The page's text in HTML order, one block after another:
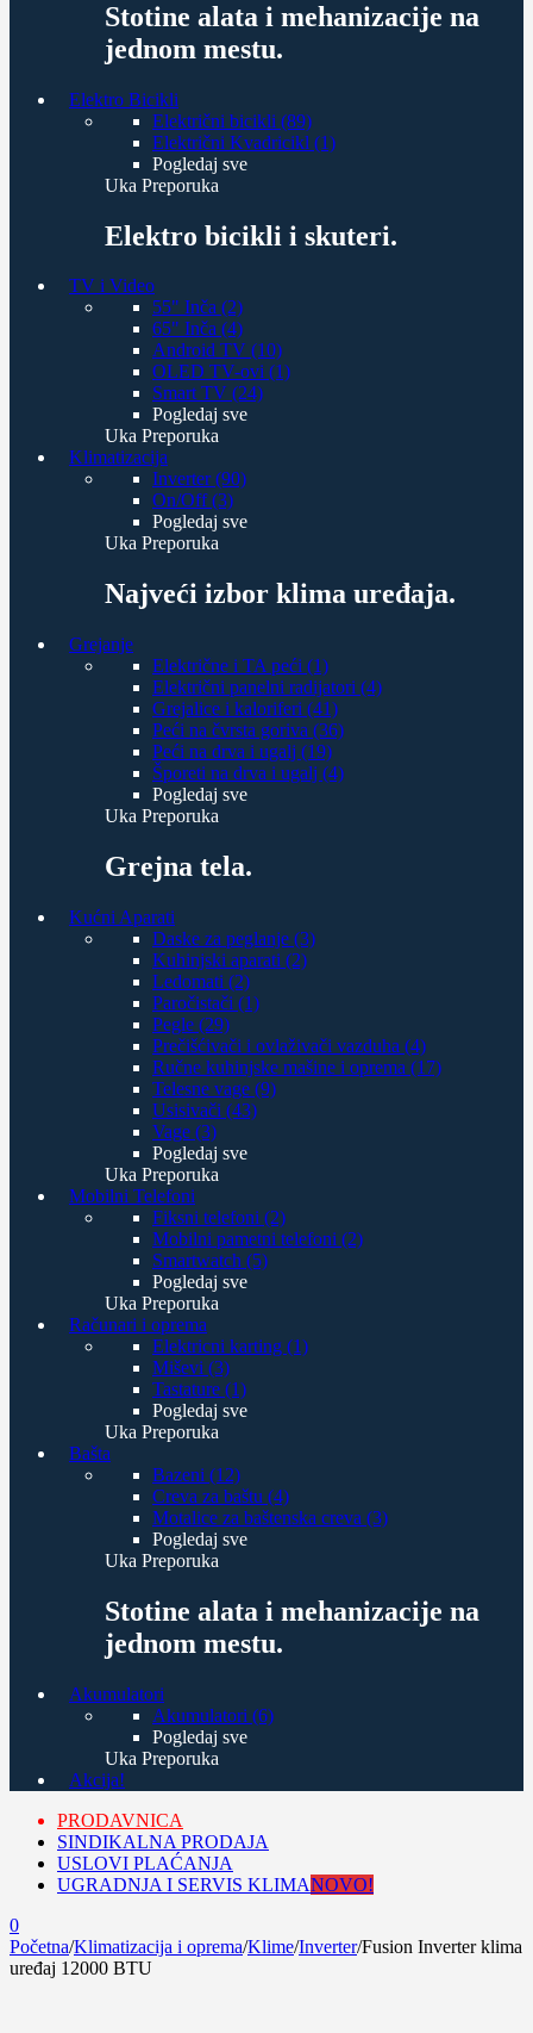
Stotine alata i mehanizacije na
jednom mestu.
Elektro Bicikli
Električni bicikli (89)
Električni Kvadricikl (1)
Pogledaj sve
Uka Preporuka
Elektro bicikli i skuteri.
TV i Video
55" Inča (2)
65" Inča (4)
Android TV (10)
OLED TV-ovi (1)
Smart TV (24)
Pogledaj sve
Uka Preporuka
Klimatizacija
Inverter (90)
On/Off (3)
Pogledaj sve
Uka Preporuka
Najveći izbor klima uređaja.
Grejanje
Električne i TA peći (1)
Električni panelni radijatori (4)
Grejalice i kaloriferi (41)
Peći na čvrsta goriva (36)
Peći na drva i ugalj (19)
Šporeti na drva i ugalj (4)
Pogledaj sve
Uka Preporuka
Grejna tela.
Kućni Aparati
Daske za peglanje (3)
Kuhinjski aparati (2)
Ledomati (2)
Paročistači (1)
Pegle (29)
Prečišćivači i ovlaživači vazduha (4)
Ručne kuhinjske mašine i oprema (17)
Telesne vage (9)
Usisivači (43)
Vage (3)
Pogledaj sve
Uka Preporuka
Mobilni Telefoni
Fiksni telefoni (2)
Mobilni pametni telefoni (2)
Smartwatch (5)
Pogledaj sve
Uka Preporuka
Računari i oprema
Elektricni karting (1)
Miševi (3)
Tastature (1)
Pogledaj sve
Uka Preporuka
Bašta
Bazeni (12)
Creva za baštu (4)
Motalice za baštenska creva (3)
Pogledaj sve
Uka Preporuka
Stotine alata i mehanizacije na
jednom mestu.
Akumulatori
Akumulatori (6)
Pogledaj sve
Uka Preporuka
Akcija!
PRODAVNICA
SINDIKALNA PRODAJA
USLOVI PLAĆANJA
UGRADNJA I SERVIS KLIMANOVO!
0
Početna/Klimatizacija i oprema/Klime/Inverter/Fusion Inverter klima
uređaj 12000 BTU